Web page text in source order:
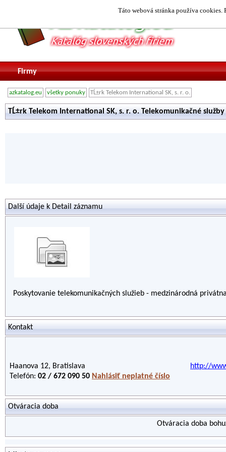
Táto webová stránka používa
Firmy
azkatalog.eu všetky ponuky TĹ±rk Telekom International SK, s. r. o.
TĹ±rk Telekom International SK, s. r. o. Telekomunikačné
Další údaje k Detail záznamu
Poskytovanie telekomunikačných služieb - medzinárodná
Kontakt
Haanova 12, Bratislava
Telefón: 02 / 672 090 50 Nahlásiť neplatné číslo
http://
Otváracia doba
Otváracia doba